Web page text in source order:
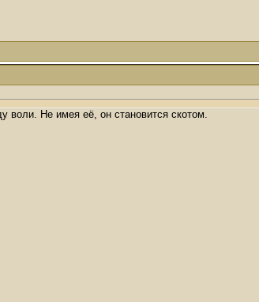
воли. Не имея её, он становится скотом.